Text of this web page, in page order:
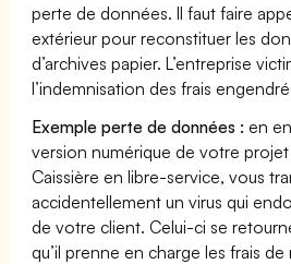
perte de données. Il faut faire
extérieur pour reconstituer les
d’archives papier. L’entreprise
l’indemnisation des frais
Exemple perte de données : en
version numérique de votre
Caissière en libre-service, vous
accidentellement un virus qui
de votre client. Celui-ci se
qu’il prenne en charge les frais